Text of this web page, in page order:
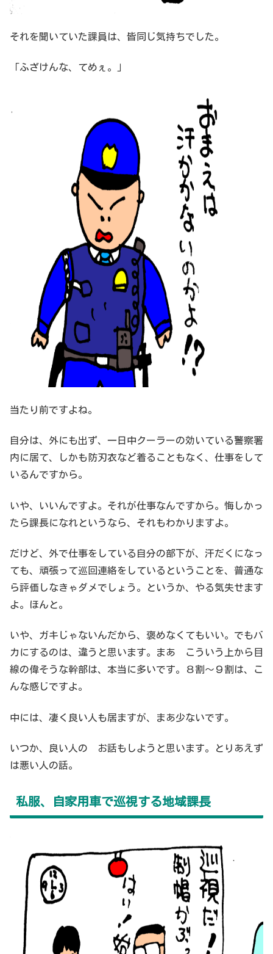
それを聞いていた課員は、皆同じ気持ちでした。
「ふざけんな、てめぇ。」
当たり前ですよね。
自分は、外にも出ず、一日中クーラーの効いている警察署
内に居て、しかも防刃衣など着ることもなく、仕事をして
いるんですから。
いや、いいんですよ。それが仕事なんですから。悔しかっ
たら課長になれというなら、それもわかりますよ。
だけど、外で仕事をしている自分の部下が、汗だくになっ
ても、頑張って巡回連絡をしているということを、普通な
ら評価しなきゃダメでしょう。というか、やる気失せます
よ。ほんと。
いや、ガキじゃないんだから、褒めなくてもいい。でもバ
カにするのは、違うと思います。まあ こういう上から目
線の偉そうな幹部は、本当に多いです。８割～９割は、こ
んな感じですよ。
中には、凄く良い人も居ますが、まあ少ないです。
いつか、良い人の お話もしようと思います。とりあえず
は悪い人の話。
私服、自家用車で巡視する地域課長